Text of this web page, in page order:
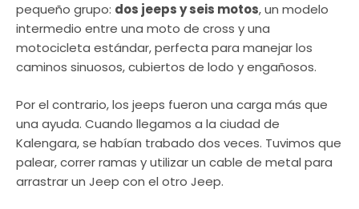
pequeño grupo: dos jeeps y seis motos, un modelo
intermedio entre una moto de cross y una
motocicleta estándar, perfecta para manejar los
caminos sinuosos, cubiertos de lodo y engañosos.
Por el contrario, los jeeps fueron una carga más que
una ayuda. Cuando llegamos a la ciudad de
Kalengara, se habían trabado dos veces. Tuvimos que
palear, correr ramas y utilizar un cable de metal para
arrastrar un Jeep con el otro Jeep.